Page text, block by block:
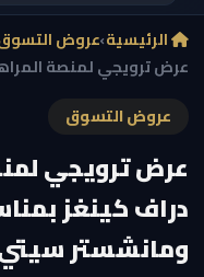
الرئيسية›عروض
عرض ترويجي لمنصة
عروض التسوق
عرض ترويجي
دراف كينغز
ومانشستر